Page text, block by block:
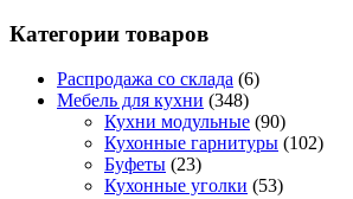
Категории товаров
Распродажа со склада (6)
Мебель для кухни (348)
Кухни модульные (90)
Кухонные гарнитуры (102)
Буфеты (23)
Кухонные уголки (53)